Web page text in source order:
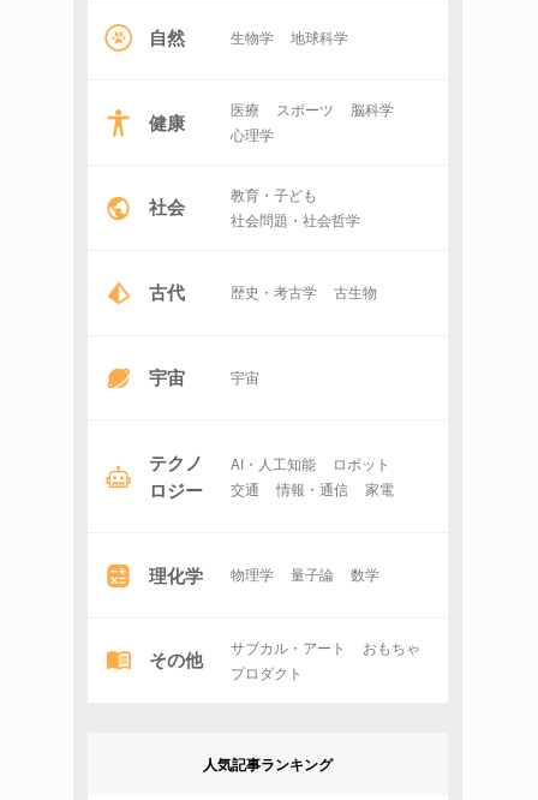
自然 生物学 地球科学
健康 医療 スポーツ
脳科学
心理学
社会
教育・子ども
社会問題・社会哲学
古代 歴史・考古学 古生物
宇宙 宇宙
テクノ
ロジー
AI・人工知能
ロボット
交通
情報・通信 家電
理化学 物理学 量子論 数学
その他 サブカル・アート
おもちゃ
プロダクト
人気記事ランキング